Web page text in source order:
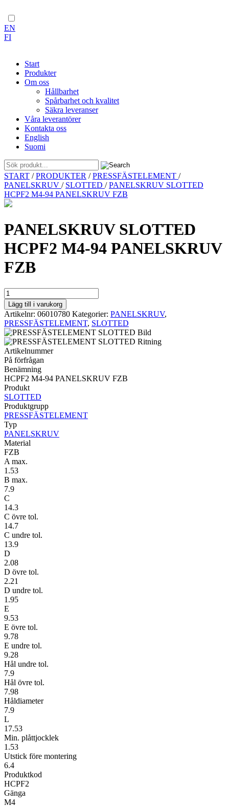
EN
FI
Start
Produkter
Om oss
Hållbarhet
Spårbarhet och kvalitet
Säkra leveranser
Våra leverantörer
Kontakta oss
English
Suomi
Skip
to
content
START /PRODUKTER /PRESSFÄSTELEMENT /
PANELSKRUV / SLOTTED /PANELSKRUV SLOTTED
HCPF2 M4-94 PANELSKRUV FZB
PANELSKRUV SLOTTED
HCPF2 M4-94 PANELSKRUV
FZB
PANELSKRUV
SLOTTED
HCPF2
M4-
94
PANELSKRUV
FZB
mängd
Lägg till i varukorg
Artikelnr: 06010780 Kategorier: PANELSKRUV,
PRESSFÄSTELEMENT, SLOTTED
Artikelnummer
På förfrågan
Benämning
HCPF2 M4-94 PANELSKRUV FZB
Produkt
SLOTTED
Produktgrupp
PRESSFÄSTELEMENT
Typ
PANELSKRUV
Material
FZB
A max.
1.53
B max.
7.9
C
14.3
C övre tol.
14.7
C undre tol.
13.9
D
2.08
D övre tol.
2.21
D undre tol.
1.95
E
9.53
E övre tol.
9.78
E undre tol.
9.28
Hål undre tol.
7.9
Hål övre tol.
7.98
Håldiameter
7.9
L
17.53
Min. plåttjocklek
1.53
Utstick före montering
6.4
Produktkod
HCPF2
Gänga
M4